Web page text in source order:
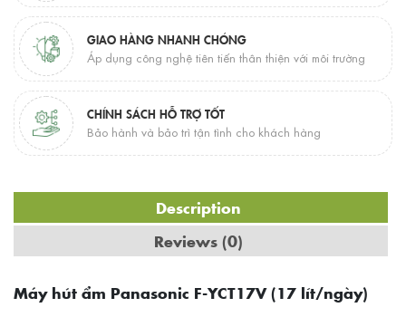
GIAO HÀNG NHANH CHÓNG
Áp dụng công nghệ tiên tiến thân thiện với môi trường
CHÍNH SÁCH HỖ TRỢ TỐT
Bảo hành và bảo trì tận tình cho khách hàng
Description
Reviews (0)
Máy hút ẩm Panasonic F-YCT17V (17 lít/ngày)